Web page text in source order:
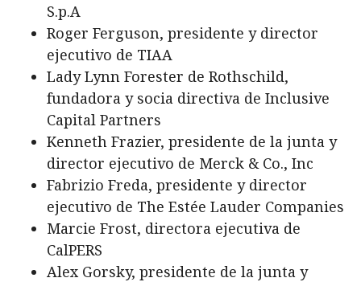
S.p.A
Roger Ferguson, presidente y director
ejecutivo de TIAA
Lady Lynn Forester de Rothschild,
fundadora y socia directiva de Inclusive
Capital Partners
Kenneth Frazier, presidente de la junta y
director ejecutivo de Merck & Co., Inc
Fabrizio Freda, presidente y director
ejecutivo de The Estée Lauder Companies
Marcie Frost, directora ejecutiva de
CalPERS
Alex Gorsky, presidente de la junta y